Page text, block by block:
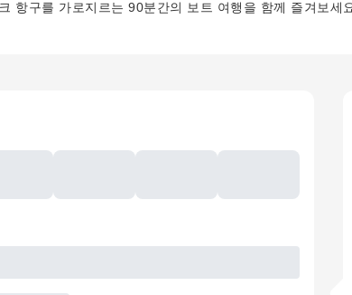
항구를 가로지르는 90분간의 보트 여행을 함께 즐겨보세